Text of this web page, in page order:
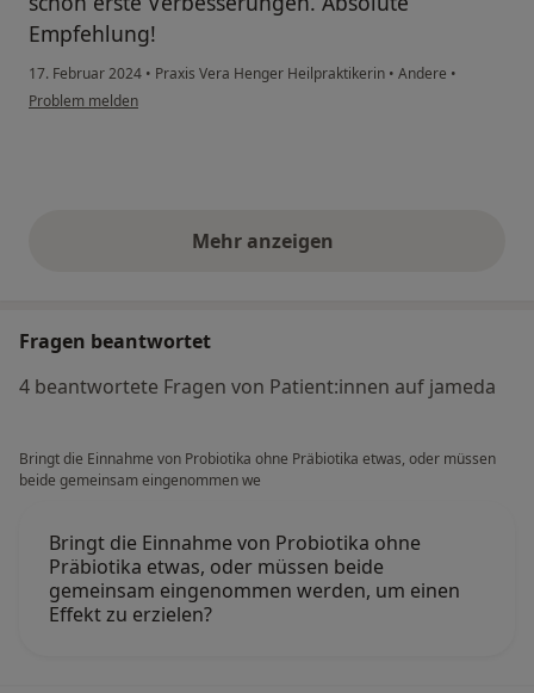
Empfehlung!
17. Februar 2024 • Praxis Vera Henger Heilpraktikerin • Andere •
Problem melden
Mehr anzeigenobige Stellungnahmen
Fragen beantwortet
4 beantwortete Fragen von Patient:innen auf jameda
Bringt die Einnahme von Probiotika ohne Präbiotika etwas, oder müssen
beide gemeinsam eingenommen we
Bringt die Einnahme von Probiotika ohne
Präbiotika etwas, oder müssen beide
gemeinsam eingenommen werden, um einen
Effekt zu erzielen?